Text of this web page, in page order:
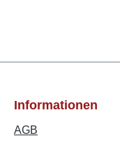
Informationen
AGB